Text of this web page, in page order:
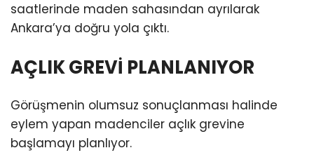
saatlerinde maden sahasından ayrılarak
Ankara’ya doğru yola çıktı.
AÇLIK GREVİ PLANLANIYOR
Görüşmenin olumsuz sonuçlanması halinde
eylem yapan madenciler açlık grevine
başlamayı planlıyor.